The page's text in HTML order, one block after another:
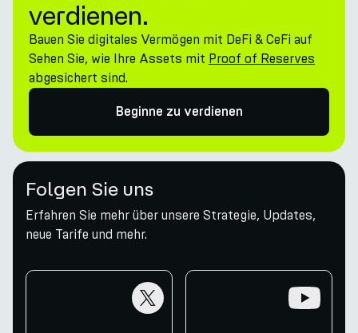
verdienen.
Bauen Sie digitales Vermögen mit DeFi & CeFi auf
Sehen Sie, wie Ihre Assets mit Proof of Reserves
abgesichert sind.
Beginne zu verdienen
Folgen Sie uns
Erfahren Sie mehr über unsere Strategie, Updates,
neue Tarife und mehr.